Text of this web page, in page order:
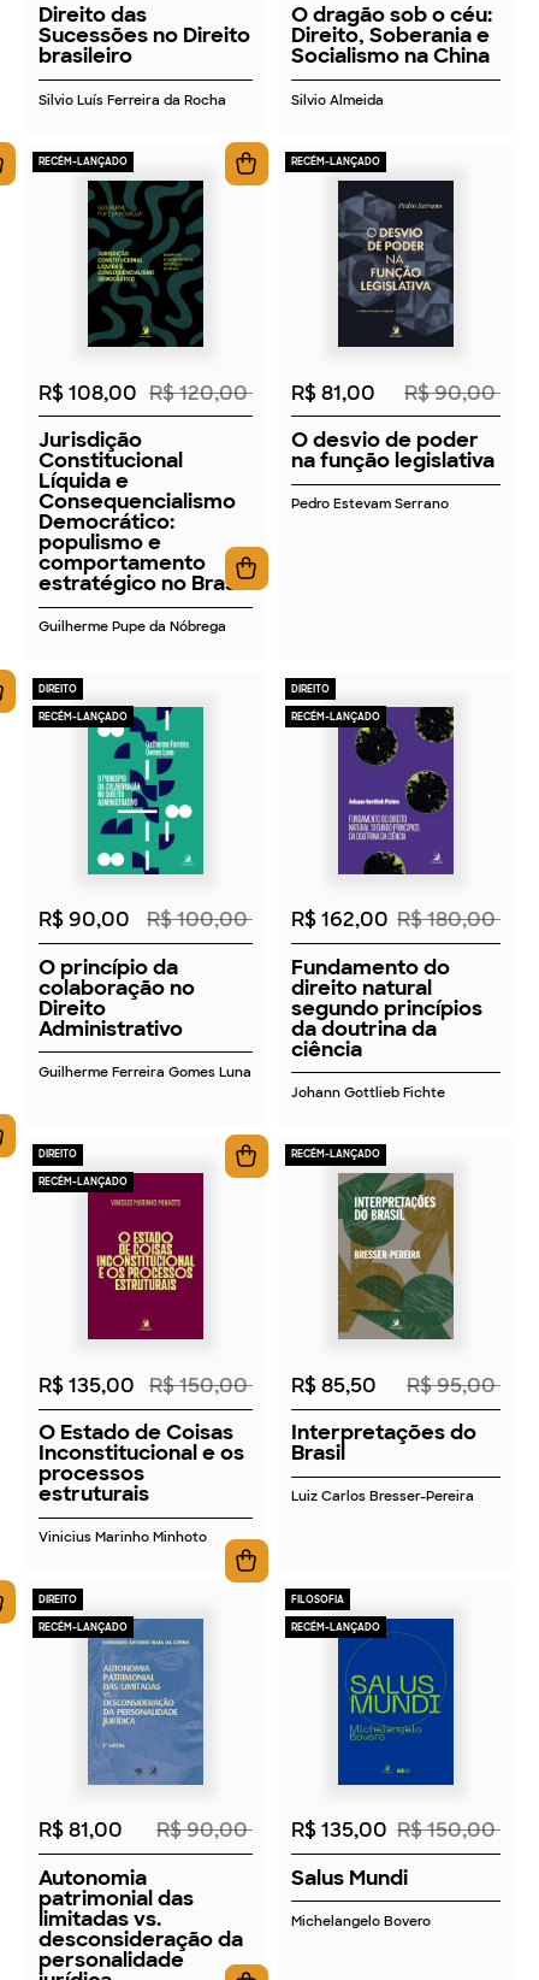
Direito das
Sucessões no Direito
brasileiro
Silvio Luís Ferreira da Rocha
O dragão sob o céu:
Direito, Soberania e
Socialismo na China
Silvio Almeida
RECÉM-LANÇADO
2026
R$ 108,00 R$ 120,00
Jurisdição
Constitucional
Líquida e
Consequencialismo
Democrático:
populismo e
comportamento
estratégico no Brasil
Guilherme Pupe da Nóbrega
RECÉM-LANÇADO
2026
R$ 81,00
R$ 90,00
O desvio de poder
na função legislativa
Pedro Estevam Serrano
DIREITO
RECÉM-LANÇADO
2026
R$ 90,00
R$ 100,00
O princípio da
colaboração no
Direito
Administrativo
Guilherme Ferreira Gomes Luna
DIREITO
RECÉM-LANÇADO
2026
R$ 162,00 R$ 180,00
Fundamento do
direito natural
segundo princípios
da doutrina da
ciência
Johann Gottlieb Fichte
DIREITO
RECÉM-LANÇADO
2026
R$ 135,00 R$ 150,00
O Estado de Coisas
Inconstitucional e os
processos
estruturais
Vinicius Marinho Minhoto
RECÉM-LANÇADO
2026
R$ 85,50
R$ 95,00
Interpretações do
Brasil
Luiz Carlos Bresser-Pereira
DIREITO
RECÉM-LANÇADO
2026
R$ 81,00
R$ 90,00
Autonomia
patrimonial das
limitadas vs.
desconsideração da
personalidade
FILOSOFIA
RECÉM-LANÇADO
2026
R$ 135,00 R$ 150,00
Salus Mundi
Michelangelo Bovero